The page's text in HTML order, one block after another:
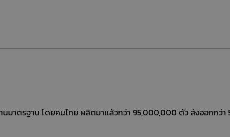
มาตรฐาน โดยคนไทย ผลิตมาแล้วกว่า 95,000,000 ตัว ส่งออกกว่า